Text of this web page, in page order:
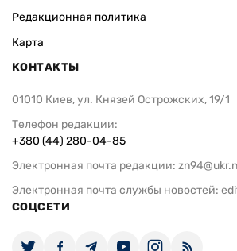
Редакционная политика
Карта
КОНТАКТЫ
01010 Киев, ул. Князей Острожских, 19/1
Телефон редакции:
+380 (44) 280-04-85
Электронная почта редакции:
Электронная почта службы новостей:
СОЦСЕТИ